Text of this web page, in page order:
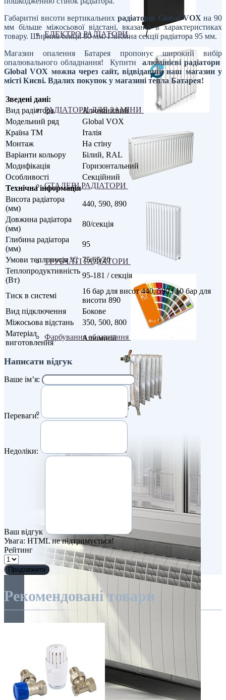
ЕЛЕКТРО РАДІАТОРИ
РАДІАТОРИ ДЛЯ ЗАМІНИ
СТАЛЕВІ РАДІАТОРИ
ТРУБЧАТІ РАДІАТОРИ
Фарбування обладнання
Габаритні висоти вертикальнихрадіаторів Global VOX на 90
мм більше міжосьової відстані, вказаної в характеристиках
товару. Ширина секції 80 мм. Глибина секції радіатора 95 мм.
Магазин опалення Батарея пропонує широкий вибір
опалювального обладнання! Купити алюмінієві радіатори
Global VOX можна через сайт, відвідавши наш магазин у
місті Києві. Вдалих покупок у магазині тепла Батарея!
Зведені дані:
Вид радіатора
Алюмінієвий
Модельний ряд
Global VOX
Країна ТМ
Італія
Монтаж
На стіну
Варіанти кольору
Білий, RAL
Модифікація
Горизонтальний
Особливості
Секційний
Технічна інформація
Висота радіатора
(мм)
440, 590, 890
Довжина радіатора
(мм)
80/секція
Глибина радіатора
(мм)
95
Умови теплоносія °С 75/65/20
Теплопродуктивність
(Вт)
95-181 / секція
Тиск в системі
16 бар для висот 440, 590 і 10 бар для
висоти 890
Вид підключення
Бокове
Міжосьова відстань
350, 500, 800
Матеріал
виготовлення
Алюміній
Написати відгук
Ваше ім’я:
Переваги:
Недоліки:
Ваш відгук
Увага: HTML не підтримується!
Рейтинг
Продовжити
Рекомендовані товари